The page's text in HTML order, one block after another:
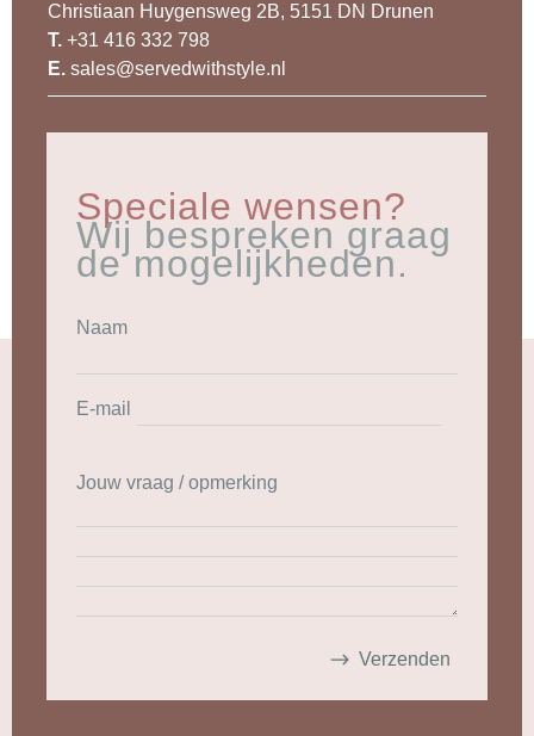
Christiaan Huygensweg 2B, 5151 DN Drunen
T. +31 416 332 798
E. sales@servedwithstyle.nl
Speciale wensen?
Wij bespreken graag
de mogelijkheden.
Naam
E-mail
Jouw vraag / opmerking